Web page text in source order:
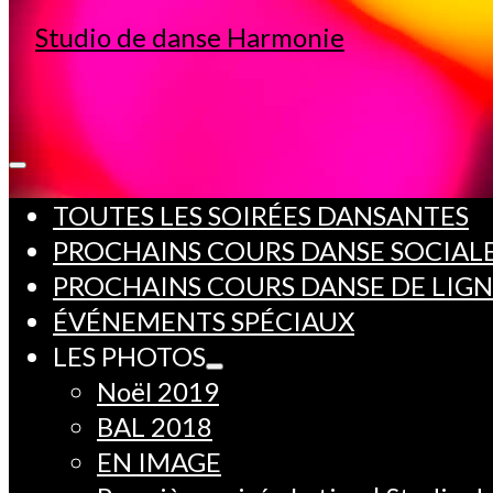
TOUTES LES SOIRÉES DANSANTES
PROCHAINS COURS DANSE
PROCHAINS COURS DANSE DE
ÉVÉNEMENTS SPÉCIAUX
LES PHOTOS
Noël 2019
BAL 2018
EN IMAGE